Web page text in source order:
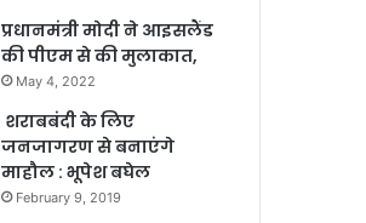
प्रधानमंत्री मोदी ने आइसलैंड
की पीएम से की मुलाकात,
May 4, 2022
शराबबंदी के लिए
जनजागरण से बनाएंगे
माहौल : भूपेश बघेल
February 9, 2019